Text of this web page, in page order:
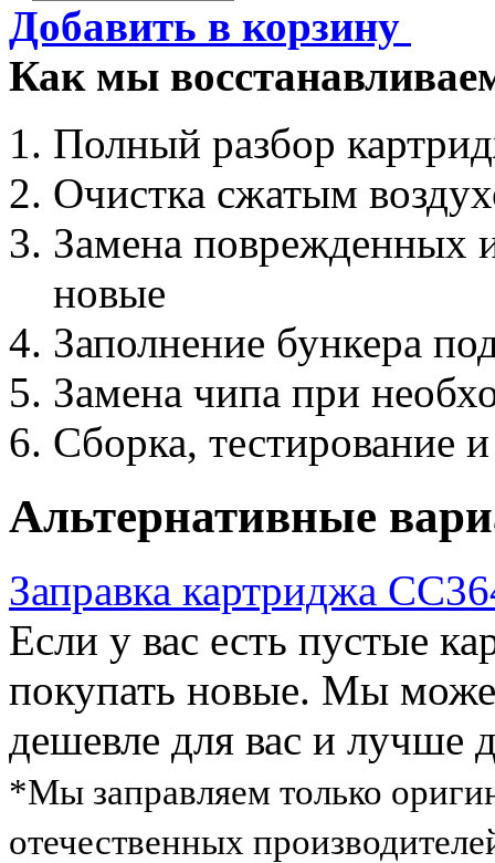
Добавить в корзину
Как мы
Полный разбор
Очистка сжатым
Замена поврежденных
новые
Заполнение бункера
Замена чипа при
Сборка, тестирование
Альтернативные
Заправка картриджа
Если у вас есть пустые
покупать новые. Мы
дешевле для вас и лучше
*Мы заправляем только
отечественных